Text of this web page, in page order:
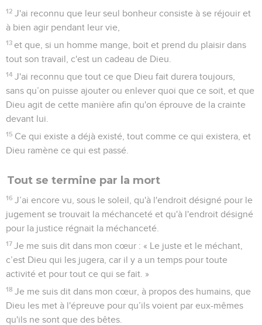
12 J'ai reconnu que leur seul bonheur consiste à se réjouir et
à bien agir pendant leur vie,
13 et que, si un homme mange, boit et prend du plaisir dans
tout son travail, c'est un cadeau de Dieu.
14 J'ai reconnu que tout ce que Dieu fait durera toujours,
sans qu’on puisse ajouter ou enlever quoi que ce soit, et que
Dieu agit de cette manière afin qu'on éprouve de la crainte
devant lui.
15 Ce qui existe a déjà existé, tout comme ce qui existera, et
Dieu ramène ce qui est passé.
Tout se termine par la mort
16 J’ai encore vu, sous le soleil, qu'à l'endroit désigné pour le
jugement se trouvait la méchanceté et qu'à l'endroit désigné
pour la justice régnait la méchanceté.
17 Je me suis dit dans mon cœur : « Le juste et le méchant,
c’est Dieu qui les jugera, car il y a un temps pour toute
activité et pour tout ce qui se fait. »
18 Je me suis dit dans mon cœur, à propos des humains, que
Dieu les met à l'épreuve pour qu’ils voient par eux-mêmes
qu'ils ne sont que des bêtes.